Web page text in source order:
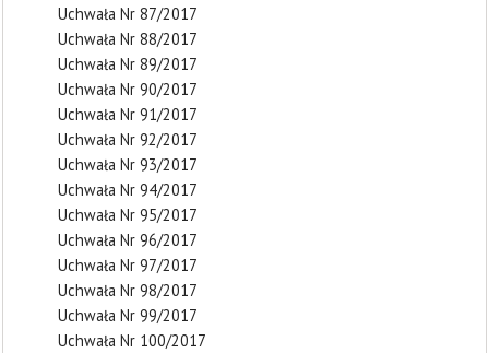
Uchwała Nr 87/2017
Uchwała Nr 88/2017
Uchwała Nr 89/2017
Uchwała Nr 90/2017
Uchwała Nr 91/2017
Uchwała Nr 92/2017
Uchwała Nr 93/2017
Uchwała Nr 94/2017
Uchwała Nr 95/2017
Uchwała Nr 96/2017
Uchwała Nr 97/2017
Uchwała Nr 98/2017
Uchwała Nr 99/2017
Uchwała Nr 100/2017